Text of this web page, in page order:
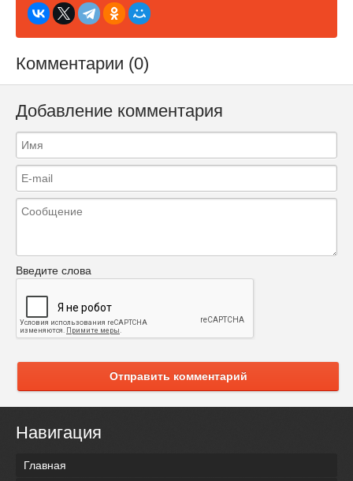
Комментарии (0)
Добавление комментария
Введите слова
Отправить комментарий
Навигация
Главная